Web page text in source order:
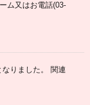
ム又はお電話(03-
りました。 関連